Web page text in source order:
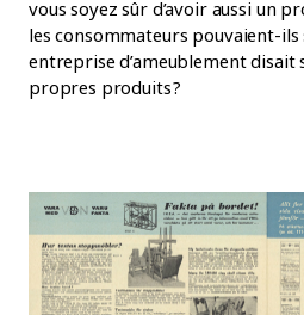
vous soyez sûr d’avoir aussi un
les consommateurs pouvaient-ils
entreprise d’ameublement disait
propres produits ?